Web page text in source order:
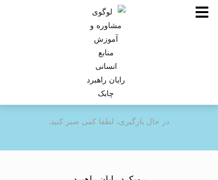
در حال بارگیری، لطفا کمی صبر کنید.